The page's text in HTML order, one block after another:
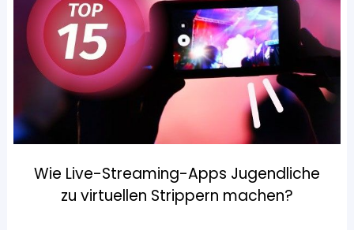
Wie Live-Streaming-Apps Jugendliche
zu virtuellen Strippern machen?